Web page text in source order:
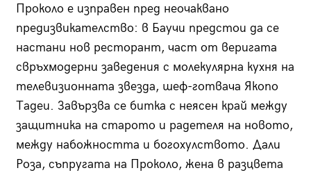
Проколо е изправен пред неочаквано
предизвикателство: в Баучи предстои да се
настани нов ресторант, част от веригата
свръхмодерни заведения с молекулярна кухня на
телевизионната звезда, шеф-готвача Якопо
Тадеи. Завързва се битка с неясен край между
защитника на старото и радетеля на новото,
между набожността и богохулството. Дали
Роза, съпругата на Проколо, жена в разцвета